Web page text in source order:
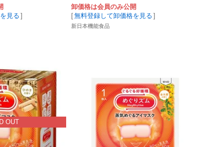
見る ]
卸価格は会員のみ公開
[無料登録して卸価格を見る ]
新日本機能食品
OUT